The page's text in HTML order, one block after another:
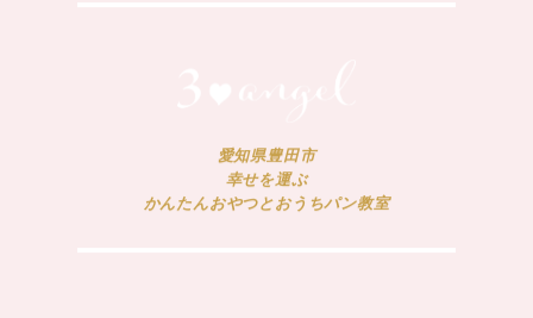
愛知県豊田市
幸せを運ぶ
かんたんおやつとおうちパン教室